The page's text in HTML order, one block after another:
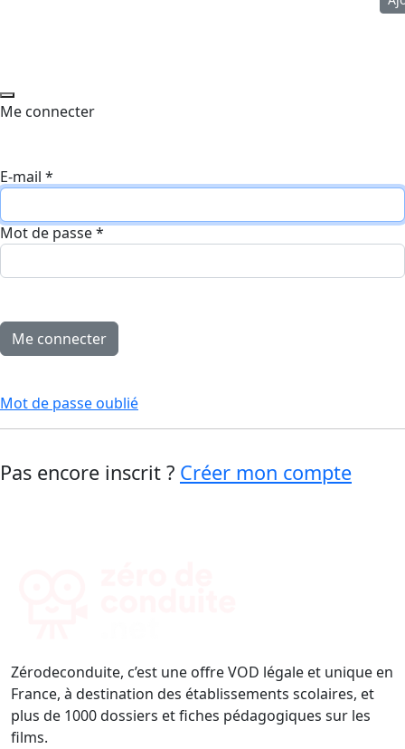
Me connecter
E-mail *
Mot de passe*
Mot de passe oublié
Pas encore inscrit ? Créer mon compte
Zérodeconduite, c’est une offre VOD légale et unique en
France, à destination des établissements scolaires, et
plus de 1000 dossiers et fiches pédagogiques sur les
films.